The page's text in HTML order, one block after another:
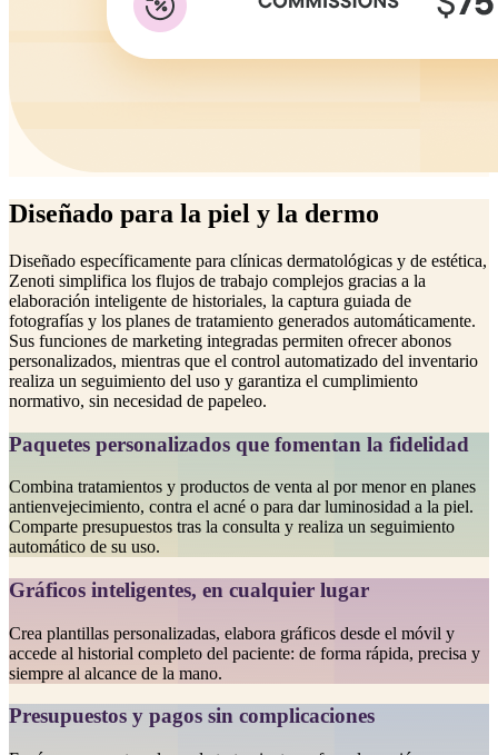
Diseñado para la piel y la dermo
Diseñado específicamente para clínicas dermatológicas y de estética,
Zenoti simplifica los flujos de trabajo complejos gracias a la
elaboración inteligente de historiales, la captura guiada de
fotografías y los planes de tratamiento generados automáticamente.
Sus funciones de marketing integradas permiten ofrecer abonos
personalizados, mientras que el control automatizado del inventario
realiza un seguimiento del uso y garantiza el cumplimiento
normativo, sin necesidad de papeleo.
Paquetes personalizados que fomentan la fidelidad
Combina tratamientos y productos de venta al por menor en planes
antienvejecimiento, contra el acné o para dar luminosidad a la piel.
Comparte presupuestos tras la consulta y realiza un seguimiento
automático de su uso.
Gráficos inteligentes, en cualquier lugar
Crea plantillas personalizadas, elabora gráficos desde el móvil y
accede al historial completo del paciente: de forma rápida, precisa y
siempre al alcance de la mano.
Presupuestos y pagos sin complicaciones